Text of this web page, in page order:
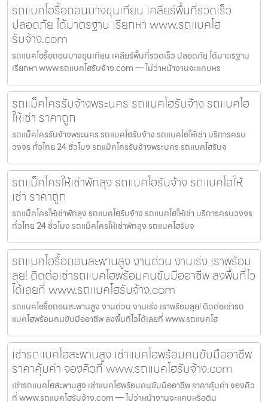
รถแบคโฮรื้อถอนบางขุนเทียน เคลียร์พื้นที่รวดเร็ว
ปลอดภัย ได้มาตรฐาน เรียกหา www.รถแบคโฮ
รับจ้าง.com
รถแบคโฮรื้อถอนบางขุนเทียน เคลียร์พื้นที่รวดเร็ว ปลอดภัย ได้มาตรฐาน
เรียกหา www.รถแบคโฮรับจ้าง.com — ไม่ว่าหน้างานจะแคบหร
รถแม็คโครรับจ้างพระนคร รถแบคโฮรับจ้าง รถแบคโฮ
ให้เช่า ราคาถูก
รถแม็คโครรับจ้างพระนคร รถแบคโฮรับจ้าง รถแบคโฮให้เช่า บริการครบ
วงจร ทั่วไทย 24 ชั่วโมง รถแม็คโครรับจ้างพระนคร รถแบคโฮรับจ
รถแม็คโครให้เช่าพัทลุง รถแบคโฮรับจ้าง รถแบคโฮให้
เช่า ราคาถูก
รถแม็คโครให้เช่าพัทลุง รถแบคโฮรับจ้าง รถแบคโฮให้เช่า บริการครบวงจร
ทั่วไทย 24 ชั่วโมง รถแม็คโครให้เช่าพัทลุง รถแบคโฮรับจ
รถแบคโฮรื้อถอนสะพานสูง งานด่วน งานเร่ง เราพร้อม
ลุย! ติดต่อเช่ารถแบคโฮพร้อมคนขับมืออาชีพ ลงพื้นที่ไว
ได้เลยที่ www.รถแบคโฮรับจ้าง.com
รถแบคโฮรื้อถอนสะพานสูง งานด่วน งานเร่ง เราพร้อมลุย! ติดต่อเช่ารถ
แบคโฮพร้อมคนขับมืออาชีพ ลงพื้นที่ไวได้เลยที่ www.รถแบคโฮ
เช่ารถแบคโฮสะพานสูง เช่าแบคโฮพร้อมคนขับมืออาชีพ
ราคาคุ้มค่า จองคิวที่ www.รถแบคโฮรับจ้าง.com
เช่ารถแบคโฮสะพานสูง เช่าแบคโฮพร้อมคนขับมืออาชีพ ราคาคุ้มค่า จองคิว
ที่ www.รถแบคโฮรับจ้าง.com — ไม่ว่าหน้างานจะแคบหรือดิน